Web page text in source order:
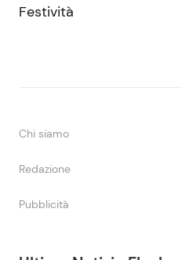
Festività
Chi siamo
Redazione
Pubblicità